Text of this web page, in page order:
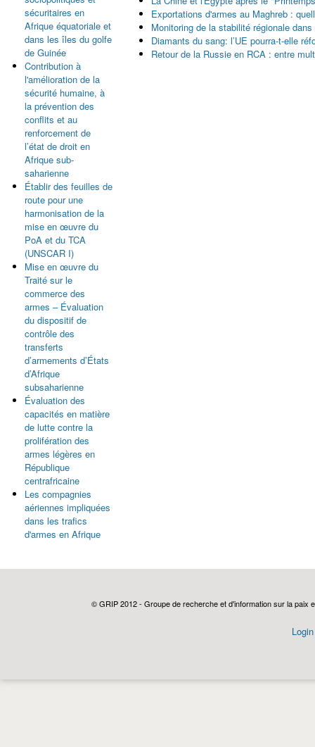
Exportations d'armes au Maghreb :
Monitoring de la stabilité régionale
Diamants du sang: l’UE pourra-t-elle
Retour de la Russie en RCA : entre
sécuritaires en
Afrique équatoriale et
dans les îles du golfe
de Guinée
Contribution à
l'amélioration de la
sécurité humaine, à
la prévention des
conflits et au
renforcement de
l’état de droit en
Afrique sub-
saharienne
Établir des feuilles de
route pour une
harmonisation de la
mise en œuvre du
PoA et du TCA
(UNSCAR I)
Mise en œuvre du
Traité sur le
commerce des
armes – Évaluation
du dispositif de
contrôle des
transferts
d’armements d’États
d’Afrique
subsaharienne
Évaluation des
capacités en matière
de lutte contre la
prolifération des
armes légères en
République
centrafricaine
Les compagnies
aériennes impliquées
dans les trafics
d'armes en Afrique
Pages
© GRIP 2012 - Groupe de recherche et d'information sur la paix
Login